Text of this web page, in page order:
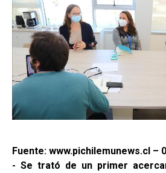
Fuente: www.pichilemunews.cl –
- Se trató de un primer